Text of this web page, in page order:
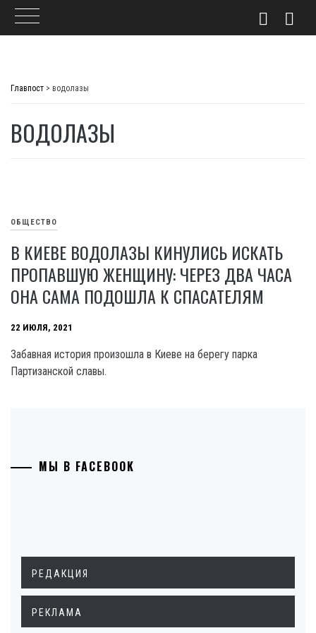
Главпост > водолазы
ВОДОЛАЗЫ
ОБЩЕСТВО
В КИЕВЕ ВОДОЛАЗЫ КИНУЛИСЬ ИСКАТЬ
ПРОПАВШУЮ ЖЕНЩИНУ: ЧЕРЕЗ ДВА ЧАСА
ОНА САМА ПОДОШЛА К СПАСАТЕЛЯМ
22 ИЮЛЯ, 2021
Забавная история произошла в Киеве на берегу парка
Партизанской славы.
МЫ В FACEBOOK
РЕДАКЦИЯ
РЕКЛАМА